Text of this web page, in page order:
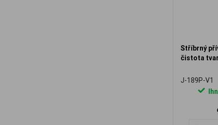
Stříbrný
čistota
J-189P-V1